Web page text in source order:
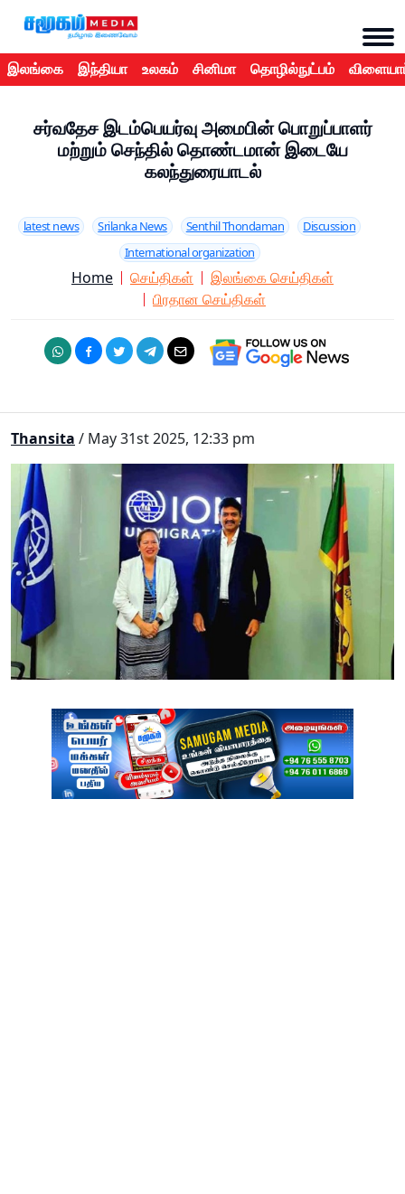
இலங்கை இந்தியா உலகம் சினிமா தொழில்நுட்பம்
சர்வதேச இடம்பெயர்வு அமைபின் பொறுப்பாளர்
மற்றும் செந்தில் தொண்டமான் இடையே
கலந்துரையாடல்
latest news Srilanka News Senthil Thondaman
Discussion
International organization
Home செய்திகள்
இலங்கை செய்திகள்
பிரதான செய்திகள்
Thansita / May 31st 2025, 12:33 pm